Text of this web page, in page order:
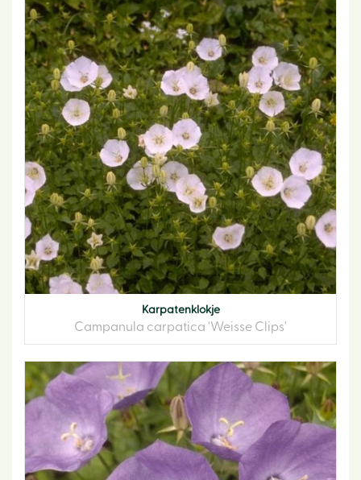
Karpatenklokje
Campanula carpatica 'Weisse Clips'